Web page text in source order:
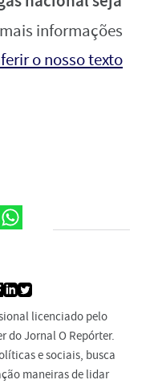
informações
o nosso texto
licenciado pelo
do Jornal O Repórter.
e sociais, busca
maneiras de lidar